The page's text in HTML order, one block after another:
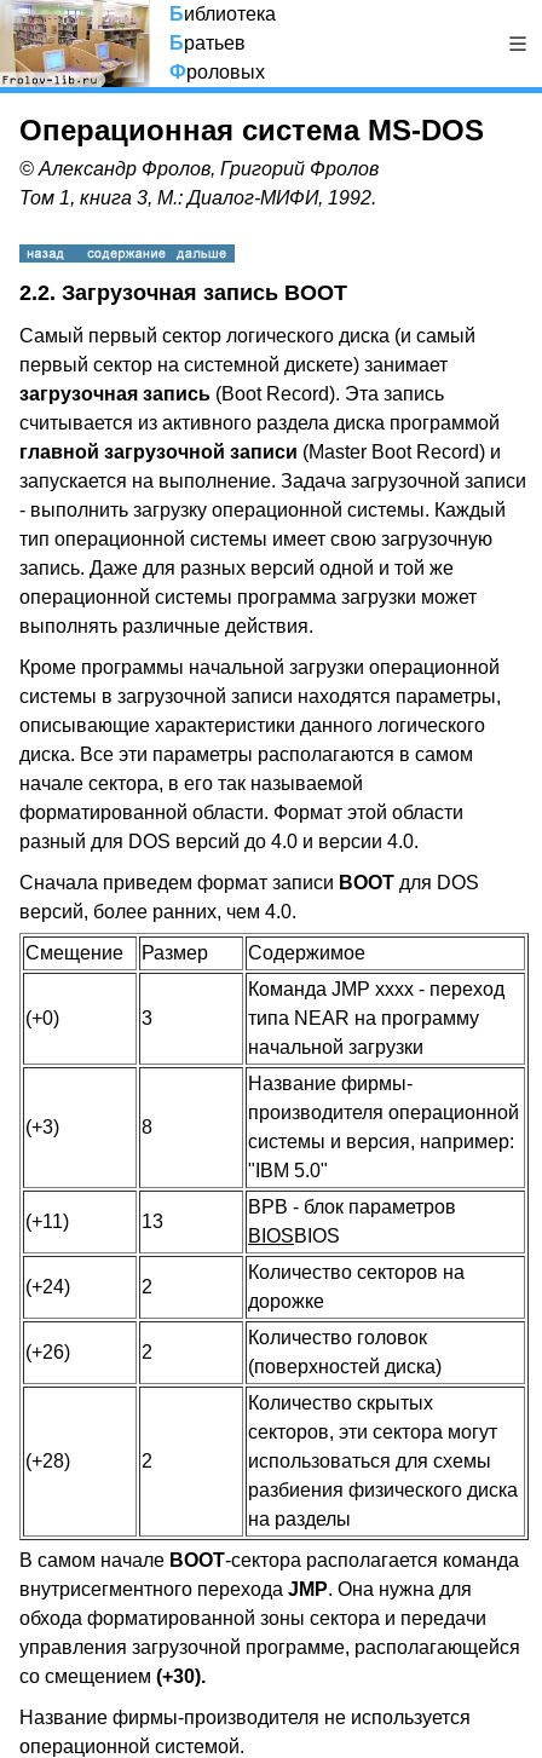
Библиотека
Братьев
Фроловых
Операционная система MS-DOS
© Александр Фролов, Григорий Фролов
Том 1, книга 3, М.: Диалог-МИФИ, 1992.
2.2. Загрузочная запись BOOT
Самый первый сектор логического диска (и самый
первый сектор на системной дискете) занимает
загрузочная запись (Boot Record). Эта запись
считывается из активного раздела диска программой
главной загрузочной записи (Master Boot Record) и
запускается на выполнение. Задача загрузочной записи
- выполнить загрузку операционной системы. Каждый
тип операционной системы имеет свою загрузочную
запись. Даже для разных версий одной и той же
операционной системы программа загрузки может
выполнять различные действия.
Кроме программы начальной загрузки операционной
системы в загрузочной записи находятся параметры,
описывающие характеристики данного логического
диска. Все эти параметры располагаются в самом
начале сектора, в его так называемой
форматированной области. Формат этой области
разный для DOS версий до 4.0 и версии 4.0.
Сначала приведем формат записи BOOT для DOS
версий, более ранних, чем 4.0.
Смещение
Размер Содержимое
(+0) 3
Команда JMP xxxx - переход
типа NEAR на программу
начальной загрузки
(+3) 8
Название фирмы-
производителя операционной
системы и версия, например:
"IBM 5.0"
(+11) 13
BPB - блок параметров
BIOSBIOS
(+24) 2
Количество секторов на
дорожке
(+26) 2
Количество головок
(поверхностей диска)
(+28) 2
Количество скрытых
секторов, эти сектора могут
использоваться для схемы
разбиения физического диска
на разделы
В самом начале BOOT-сектора располагается команда
внутрисегментного перехода JMP. Она нужна для
обхода форматированной зоны сектора и передачи
управления загрузочной программе, располагающейся
со смещением (+30).
Название фирмы-производителя не используется
операционной системой.